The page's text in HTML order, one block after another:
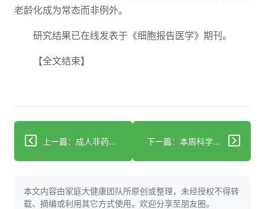
老龄化成为常态而非例外。
研究结果已在线发表于《细胞报告医学》期刊。
【全文结束】
上一篇：成人非药物疼痛管理疗法 下一篇：本周科学动态：世界第二大钻石、鱼类手指起源之谜等
本文内容由家庭大健康团队所原创或整理，未经授权不得转
载、摘编或利用其它方式使用。欢迎分享至朋友圈。